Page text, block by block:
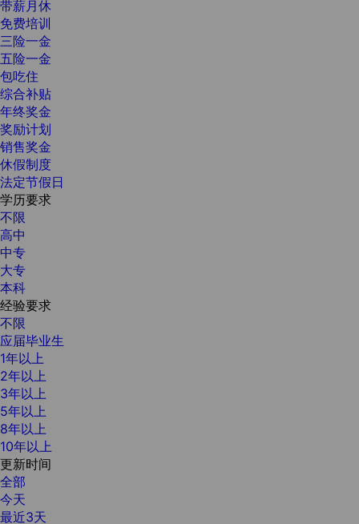
带薪月休
免费培训
三险一金
五险一金
包吃住
综合补贴
年终奖金
奖励计划
销售奖金
休假制度
法定节假日
学历要求
不限
高中
中专
大专
本科
经验要求
不限
应届毕业生
1年以上
2年以上
3年以上
5年以上
8年以上
10年以上
更新时间
全部
今天
最近3天